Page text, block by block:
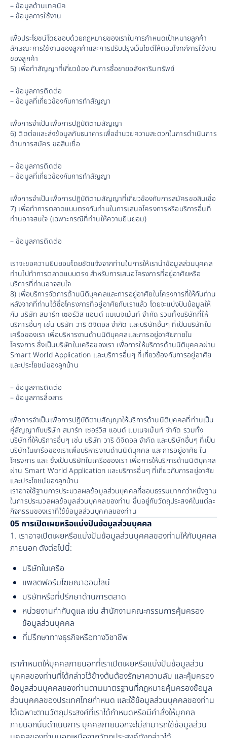
– ข้อมูลด้านเทคนิค
– ข้อมูลการใช้งาน
เพื่อประโยชน์โดยชอบด้วยกฎหมายของเราในการกำหนดเป้าหมายลูกค้า
ลักษณะการใช้งานของลูกค้าและการปรับปรุงเว็บไซต์ให้ตอบโจทก์การใช้งาน
ของลูกค้า
5) เพื่อทำสัญญาที่เกี่ยวข้อง กับการซื้อขายอสังหาริมทรัพย์
– ข้อมูลการติดต่อ
– ข้อมูลที่เกี่ยวข้องกับการทำสัญญา
เพื่อการจำเป็นเพื่อการปฏิบัติตามสัญญา
6) ติดต่อและส่งข้อมูลกับธนาคารเพื่ออำนวยความสะดวกในการดำเนินการ
ด้านการสมัคร ขอสินเชื่อ
– ข้อมูลการติดต่อ
– ข้อมูลที่เกี่ยวข้องกับการทำสัญญา
เพื่อการจำเป็นเพื่อการปฏิบัติตามสัญญาที่เกี่ยวข้องกับการสมัครขอสินเชื่อ
7) เพื่อทำการตลาดแบบตรงกับท่านในการเสนอโครงการหรือบริการอื่นที่
ท่านอาจสนใจ (เฉพาะกรณีที่ท่านให้ความยินยอม)
– ข้อมูลการติดต่อ
เราจะขอความยินยอมโดยชัดแจ้งจากท่านในการให้เรานำข้อมูลส่วนบุคคล
ท่านไปทำการตลาดแบบตรง สำหรับการเสนอโครงการที่อยู่อาศัยหรือ
บริการที่ท่านอาจสนใจ
8) เพื่อบริการจัดการด้านนิติบุคคลและการอยู่อาศัยในโครงการที่ให้กับท่าน
หลังจากที่ท่านได้ซื้อโครงการที่อยู่อาศัยกับเราแล้ว โดยจะแบ่งปันข้อมูลให้
กับ บริษัท สมาร์ท เซอร์วิส แอนด์ แมเนจเม้นท์ จำกัด รวมทั้งบริษัทที่ให้
บริการอื่นๆ เช่น บริษัท วาริ ดิจิตอล จำกัด และบริษัทอื่นๆ ที่เป็นบริษัทใน
เครือของเรา เพื่อบริหารงานด้านนิติบุคคลและการอยู่อาศัยภายใน
โครงการ ซึ่งเป็นบริษัทในเครือของเรา เพื่อการให้บริการด้านนิติบุคคลผ่าน
Smart World Application และบริการอื่นๆ ที่เกี่ยวข้องกับการอยู่อาศัย
และประโยชน์ของลูกบ้าน
– ข้อมูลการติดต่อ
– ข้อมูลการสื่อสาร
เพื่อการจำเป็นเพื่อการปฏิบัติตามสัญญาให้บริการด้านนิติบุคคลที่ท่านเป็น
คู่สัญญากับบริษัท สมาร์ท เซอร์วิส แอนด์ แมเนจเม้นท์ จำกัด รวมทั้ง
บริษัทที่ให้บริการอื่นๆ เช่น บริษัท วาริ ดิจิตอล จำกัด และบริษัทอื่นๆ ที่เป็น
บริษัทในเครือของเราเพื่อบริหารงานด้านนิติบุคคล และการอยู่อาศัย ใน
โครงการ และ ซึ่งเป็นบริษัทในเครือของเรา เพื่อการให้บริการด้านนิติบุคคล
ผ่าน Smart World Application และบริการอื่นๆ ที่เกี่ยวกับการอยู่อาศัย
และประโยชน์ของลูกบ้าน
เราอาจใช้ฐานการประมวลผลข้อมูลส่วนบุคคลที่ชอบธรรมมากกว่าหนึ่งฐาน
ในการประมวลผลข้อมูลส่วนบุคคลของท่าน ขึ้นอยู่กับวัตถุประสงค์ในแต่ละ
กิจกรรมของเราที่ใช้ข้อมูลส่วนบุคคลของท่าน
05 การเปิดเผยหรือแบ่งปันข้อมูลส่วนบุคคล
1. เราอาจเปิดเผยหรือแบ่งปันข้อมูลส่วนบุคคลของท่านให้กับบุคคล
ภายนอก ดังต่อไปนี้:
บริษัทในเครือ
แพลตฟอร์มโฆษณาออนไลน์
บริษัทหรือที่ปรึกษาด้านการตลาด
หน่วยงานกำกับดูแล เช่น สำนักงานคณะกรรมการคุ้มครอง
ข้อมูลส่วนบุคคล
ที่ปรึกษาทางธุรกิจหรือทางวิชาชีพ
เรากำหนดให้บุคคลภายนอกที่เราเปิดเผยหรือแบ่งปันข้อมูลส่วน
บุคคลของท่านที่ได้กล่าวไว้ข้างต้นต้องรักษาความลับ และคุ้มครอง
ข้อมูลส่วนบุคคลของท่านตามมาตรฐานที่กฎหมายคุ้มครองข้อมูล
ส่วนบุคคลของประเทศไทยกำหนด และใช้ข้อมูลส่วนบุคคลของท่าน
ได้เฉพาะตามวัตถุประสงค์ที่เราได้กำหนดหรือมีคำสั่งให้บุคคล
ภายนอกนั้นดำเนินการ บุคคลภายนอกจะไม่สามารถใช้ข้อมูลส่วน